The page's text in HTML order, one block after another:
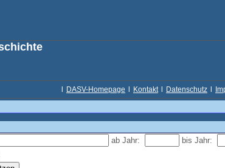
DASV-Homepage Kontakt Datenschutz
ab Jahr:
bis Jahr: